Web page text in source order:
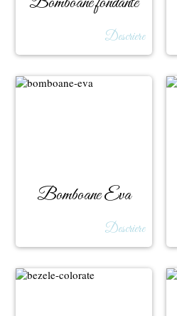
Descriere
Bomboane Eva
Descriere